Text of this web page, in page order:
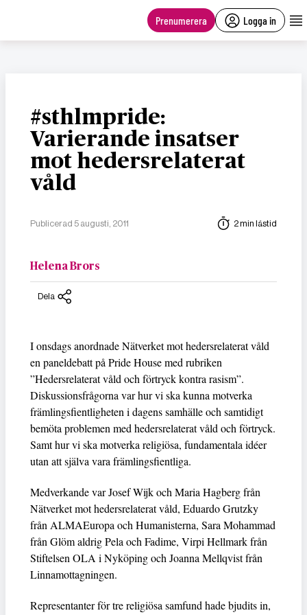
Prenumerera Logga in
#sthlmpride:
Varierande insatser
mot hedersrelaterat
våld
Publicerad 5 augusti, 2011 2 min lästid
Helena Brors
Dela
I onsdags anordnade Nätverket mot hedersrelaterat våld
en paneldebatt på Pride House med rubriken
”Hedersrelaterat våld och förtryck kontra rasism”.
Diskussionsfrågorna var hur vi ska kunna motverka
främlingsfientligheten i dagens samhälle och samtidigt
bemöta problemen med hedersrelaterat våld och förtryck.
Samt hur vi ska motverka religiösa, fundamentala idéer
utan att själva vara främlingsfientliga.
Medverkande var Josef Wijk och Maria Hagberg från
Nätverket mot hedersrelaterat våld, Eduardo Grutzky
från ALMAEuropa och Humanisterna, Sara Mohammad
från Glöm aldrig Pela och Fadime, Virpi Hellmark från
Stiftelsen OLA i Nyköping och Joanna Mellqvist från
Linnamottagningen.
Representanter för tre religiösa samfund hade bjudits in,